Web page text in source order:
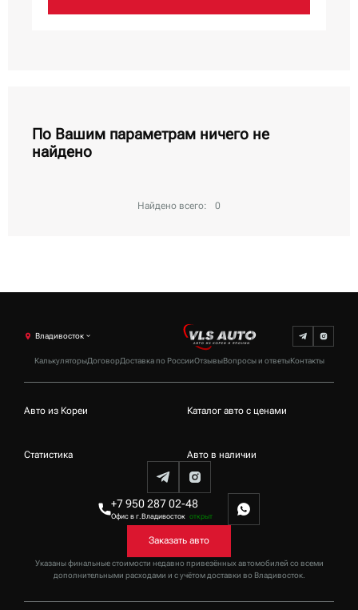
По Вашим параметрам ничего не
найдено
Найдено всего: 0
КалькуляторыДоговорДоставка по РоссииОтзывыВопросы и ответыКонтакты
Владивосток
+7 950 287 02-48
Офис в г.Владивосток открыт
Указаны финальные стоимости недавно привезённых автомобилей со всеми
дополнительными расходами и с учётом доставки во Владивосток.
Заказать авто
Авто из Кореи Каталог авто с ценами
Статистика Авто в наличии